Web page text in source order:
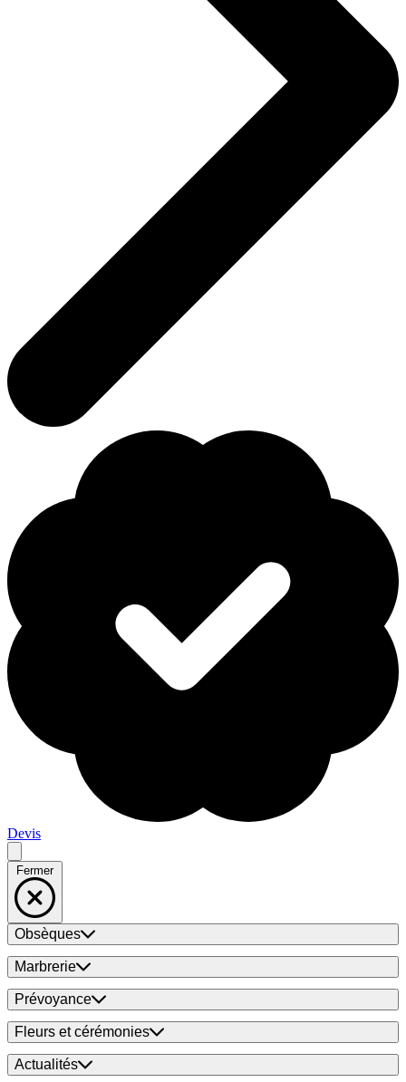
Devis
Fermer
Obsèques
Marbrerie
Prévoyance
Fleurs et cérémonies
Actualités